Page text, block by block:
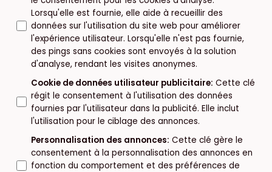
Lorsqu'elle est fournie, elle aide à recueillir des
données sur l'utilisation du site web pour améliorer
l'expérience utilisateur. Lorsqu'elle n'est pas fournie,
des pings sans cookies sont envoyés à la solution
d'analyse, rendant les visites anonymes.
Cookie de données utilisateur publicitaire: Cette clé
régit le consentement à l'utilisation des données
fournies par l'utilisateur dans la publicité. Elle inclut
l'utilisation pour le ciblage des annonces.
Personnalisation des annonces: Cette clé gère le
consentement à la personnalisation des annonces en
fonction du comportement et des préférences de